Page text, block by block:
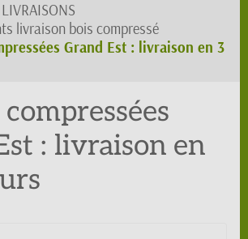
livraison bois compressé
Grand Est : livraison en 3
: livraison en